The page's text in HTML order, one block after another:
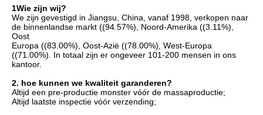
1Wie zijn wij?
We zijn gevestigd in Jiangsu, China, vanaf 1998, verkopen naar
de binnenlandse markt ((94.57%), Noord-Amerika ((3.11%),
Oost
Europa ((83.00%), Oost-Azië ((78.00%), West-Europa
((71.00%). In totaal zijn er ongeveer 101-200 mensen in ons
kantoor.
2. hoe kunnen we kwaliteit garanderen?
Altijd een pre-productie monster vóór de massaproductie;
Altijd laatste inspectie vóór verzending;